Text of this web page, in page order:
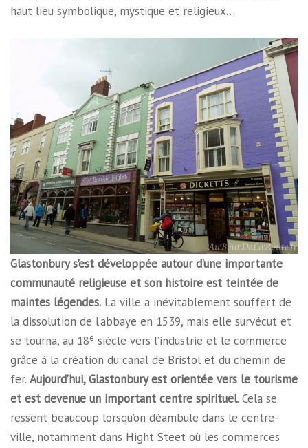
haut lieu symbolique, mystique et religieux…
Glastonbury s’est développée autour d’une importante
communauté religieuse et son histoire est teintée de
maintes légendes. La ville a inévitablement souffert de
la dissolution de l’abbaye en 1539, mais elle survécut et
se tourna, au 18e siècle vers l’industrie et le commerce
grâce à la création du canal de Bristol et du chemin de
fer. Aujourd’hui, Glastonbury est orientée vers le tourisme
et est devenue un important centre spirituel. Cela se
ressent beaucoup lorsqu’on déambule dans le centre-
ville, notamment dans Hight Steet où les commerces